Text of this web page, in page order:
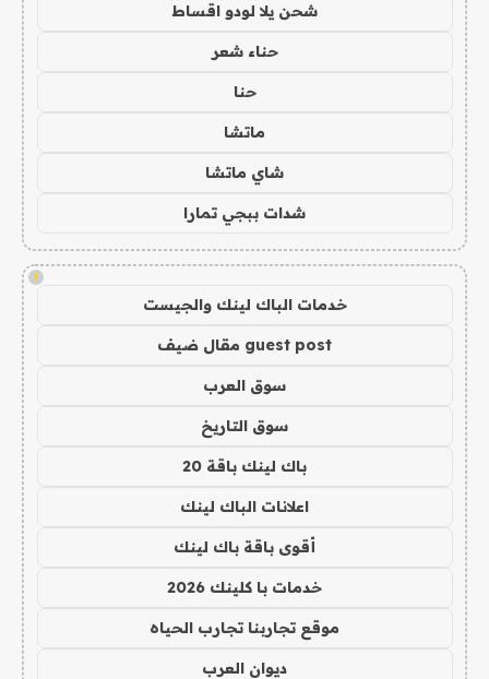
شحن يلا لودو اقساط
حناء شعر
حنا
ماتشا
شاي ماتشا
شدات ببجي تمارا
!
خدمات الباك لينك والجيست
guest post مقال ضيف
سوق العرب
سوق التاريخ
باك لينك باقة 20
اعلانات الباك لينك
أقوى باقة باك لينك
خدمات با كلينك 2026
موقع تجاربنا تجارب الحياه
ديوان العرب